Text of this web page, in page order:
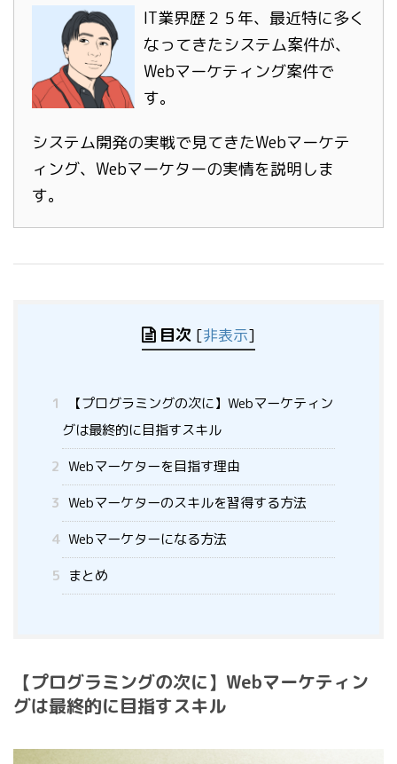
IT業界歴２５年、最近特に多く
なってきたシステム案件が、
Webマーケティング案件で
す。
システム開発の実戦で見てきたWebマーケテ
ィング、Webマーケターの実情を説明しま
す。
目次 [非表示]
1
【プログラミングの次に】Webマーケティン
グは最終的に目指すスキル
2 Webマーケターを目指す理由
3 Webマーケターのスキルを習得する方法
4 Webマーケターになる方法
5 まとめ
【プログラミングの次に】Webマーケティン
グは最終的に目指すスキル